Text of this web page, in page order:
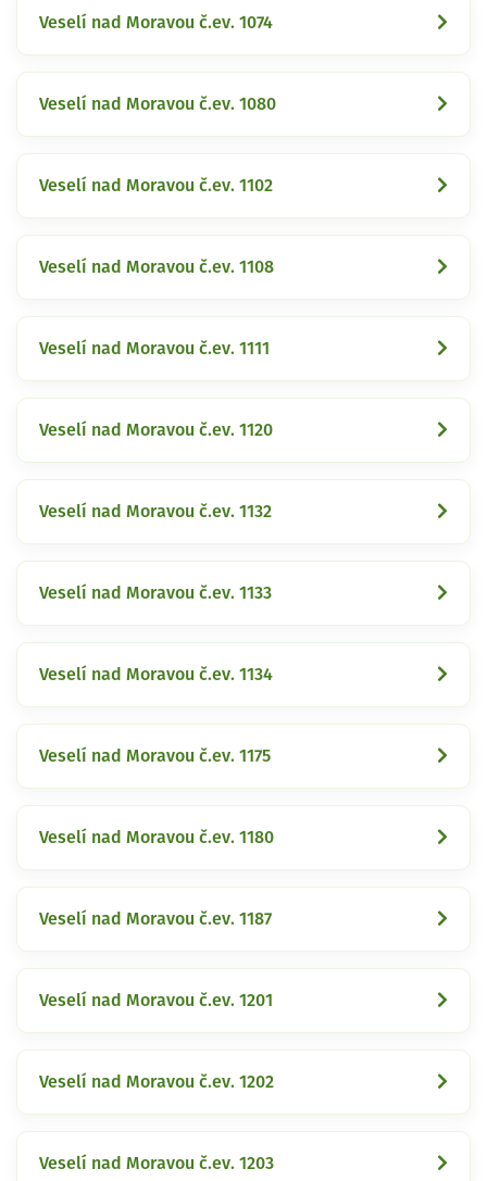
Veselí nad Moravou č.ev. 1074
Veselí nad Moravou č.ev. 1080
Veselí nad Moravou č.ev. 1102
Veselí nad Moravou č.ev. 1108
Veselí nad Moravou č.ev. 1111
Veselí nad Moravou č.ev. 1120
Veselí nad Moravou č.ev. 1132
Veselí nad Moravou č.ev. 1133
Veselí nad Moravou č.ev. 1134
Veselí nad Moravou č.ev. 1175
Veselí nad Moravou č.ev. 1180
Veselí nad Moravou č.ev. 1187
Veselí nad Moravou č.ev. 1201
Veselí nad Moravou č.ev. 1202
Veselí nad Moravou č.ev. 1203